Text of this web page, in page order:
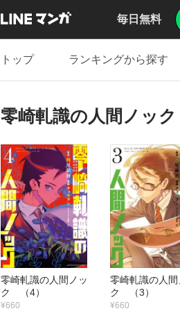
毎日無料
トップ ランキングから探す
零崎軋識の人間ノック
零崎軋識の人間ノッ
ク （4）
¥660
零崎軋識の人間
ク （3）
¥660